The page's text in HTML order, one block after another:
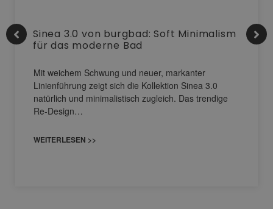
Sinea 3.0 von burgbad: Soft Minimalism
für das moderne Bad
Mit weichem Schwung und neuer, markanter
Linienführung zeigt sich die Kollektion Sinea 3.0
natürlich und minimalistisch zugleich. Das trendige
Re-Design…
WEITERLESEN >>